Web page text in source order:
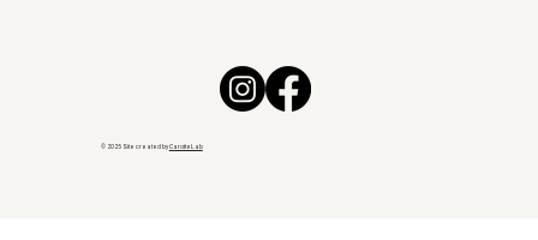
© 2025 Site created byCarotteLab